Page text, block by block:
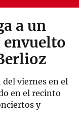
a un
envuelto
del viernes en el
en el recinto
y